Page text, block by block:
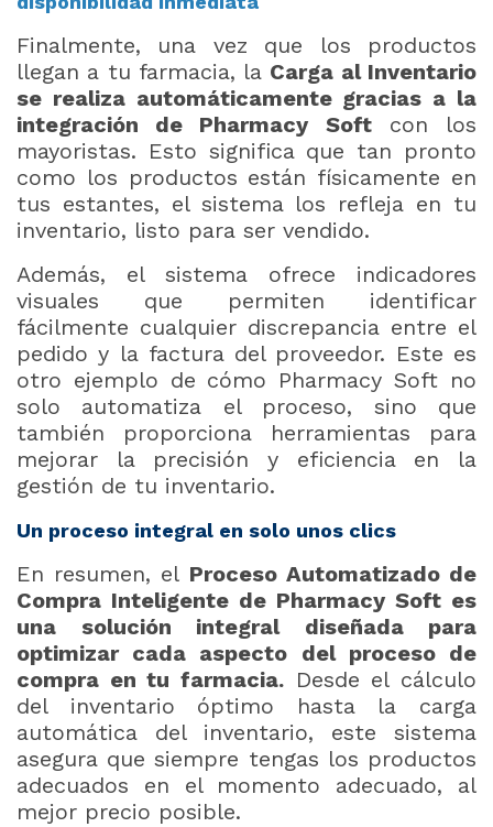
Finalmente, una vez que los productos
llegan a tu farmacia, la Carga al Inventario
se realiza automáticamente gracias a la
integración de Pharmacy Softcon los
mayoristas. Esto significa que tan pronto
como los productos están físicamente en
tus estantes, el sistema los refleja en tu
inventario, listo para ser vendido.
Además, el sistema ofrece indicadores
visuales que permiten identificar
fácilmente cualquier discrepancia entre el
pedido y la factura del proveedor. Este es
otro ejemplo de cómo Pharmacy Soft no
solo automatiza el proceso, sino que
también proporciona herramientas para
mejorar la precisión y eficiencia en la
gestión de tu inventario.
Un proceso integral en solo unos clics
En resumen, el Proceso Automatizado de
Compra Inteligente de Pharmacy Soft es
una solución integral diseñada para
optimizar cada aspecto del proceso de
compra en tu farmacia. Desde el cálculo
del inventario óptimo hasta la carga
automática del inventario, este sistema
asegura que siempre tengas los productos
adecuados en el momento adecuado, al
mejor precio posible.